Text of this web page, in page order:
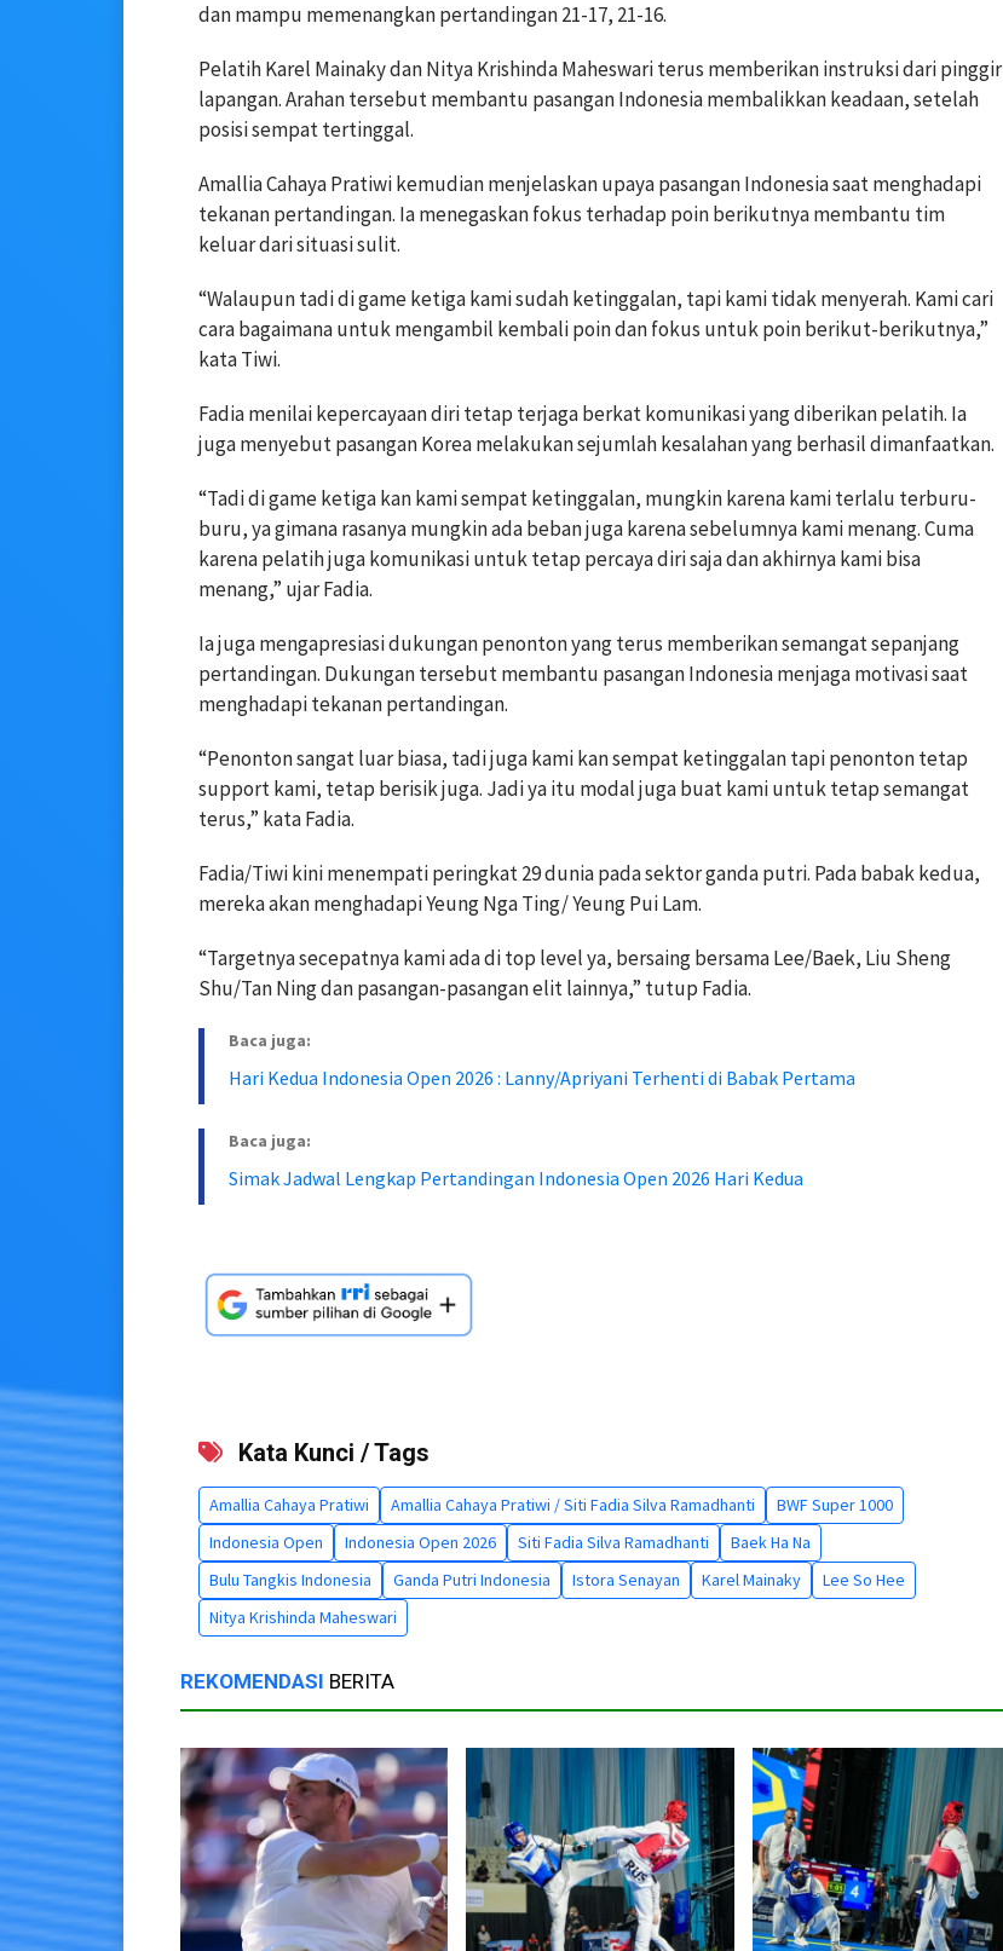
dan mampu memenangkan pertandingan 21-17, 21-16.
Pelatih Karel Mainaky dan Nitya Krishinda Maheswari terus memberikan instruksi dari pinggir
lapangan. Arahan tersebut membantu pasangan Indonesia membalikkan keadaan, setelah
posisi sempat tertinggal.
Amallia Cahaya Pratiwi kemudian menjelaskan upaya pasangan Indonesia saat menghadapi
tekanan pertandingan. Ia menegaskan fokus terhadap poin berikutnya membantu tim
keluar dari situasi sulit.
“Walaupun tadi di game ketiga kami sudah ketinggalan, tapi kami tidak menyerah. Kami cari
cara bagaimana untuk mengambil kembali poin dan fokus untuk poin berikut-berikutnya,”
kata Tiwi.
Fadia menilai kepercayaan diri tetap terjaga berkat komunikasi yang diberikan pelatih. Ia
juga menyebut pasangan Korea melakukan sejumlah kesalahan yang berhasil dimanfaatkan.
“Tadi di game ketiga kan kami sempat ketinggalan, mungkin karena kami terlalu terburu-
buru, ya gimana rasanya mungkin ada beban juga karena sebelumnya kami menang. Cuma
karena pelatih juga komunikasi untuk tetap percaya diri saja dan akhirnya kami bisa
menang,” ujar Fadia.
Ia juga mengapresiasi dukungan penonton yang terus memberikan semangat sepanjang
pertandingan. Dukungan tersebut membantu pasangan Indonesia menjaga motivasi saat
menghadapi tekanan pertandingan.
“Penonton sangat luar biasa, tadi juga kami kan sempat ketinggalan tapi penonton tetap
support kami, tetap berisik juga. Jadi ya itu modal juga buat kami untuk tetap semangat
terus,” kata Fadia.
Fadia/Tiwi kini menempati peringkat 29 dunia pada sektor ganda putri. Pada babak kedua,
mereka akan menghadapi Yeung Nga Ting/ Yeung Pui Lam.
“Targetnya secepatnya kami ada di top level ya, bersaing bersama Lee/Baek, Liu Sheng
Shu/Tan Ning dan pasangan-pasangan elit lainnya,” tutup Fadia.
Baca juga:
Hari Kedua Indonesia Open 2026 : Lanny/Apriyani Terhenti di Babak Pertama
Baca juga:
Simak Jadwal Lengkap Pertandingan Indonesia Open 2026 Hari Kedua
Kata Kunci / Tags
Amallia Cahaya Pratiwi Amallia Cahaya Pratiwi / Siti Fadia Silva Ramadhanti
BWF Super 1000
Indonesia Open
Indonesia Open 2026 Siti Fadia Silva Ramadhanti
Baek Ha Na
Bulu Tangkis Indonesia
Ganda Putri Indonesia Istora Senayan Karel Mainaky
Lee So Hee
Nitya Krishinda Maheswari
REKOMENDASI BERITA